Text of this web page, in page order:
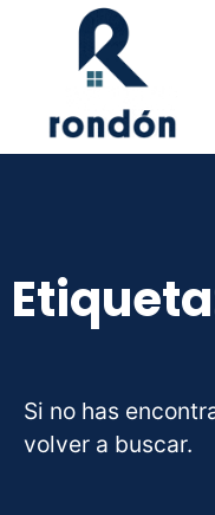
Si no has
volver a buscar.